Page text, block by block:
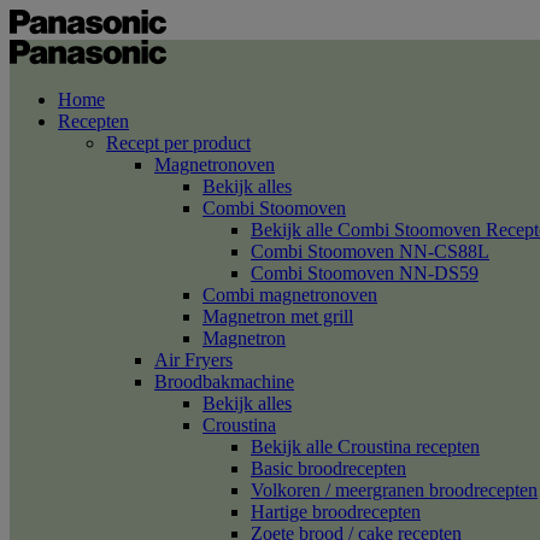
Home
Recepten
Recept per product
Magnetronoven
Bekijk alles
Combi Stoomoven
Bekijk alle Combi Stoomoven
Combi Stoomoven NN-CS88L
Combi Stoomoven NN-DS59
Combi magnetronoven
Magnetron met grill
Magnetron
Air Fryers
Broodbakmachine
Bekijk alles
Croustina
Bekijk alle Croustina recepten
Basic broodrecepten
Volkoren / meergranen broodrecepten
Hartige broodrecepten
Zoete brood / cake recepten